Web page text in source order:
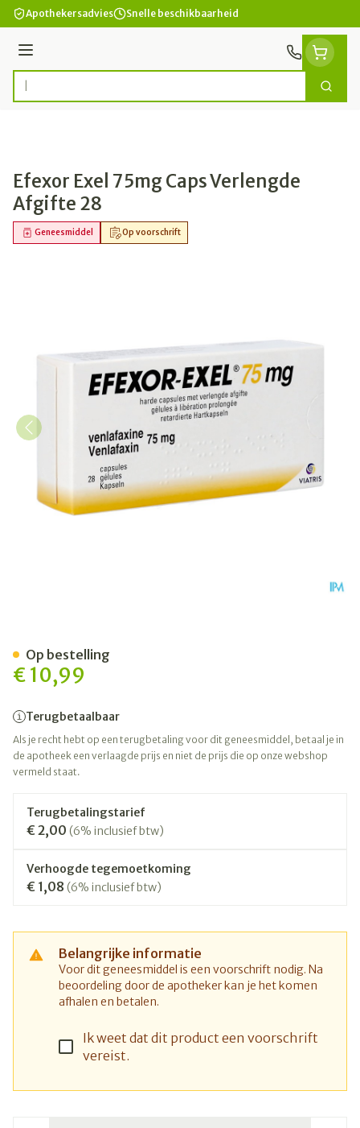
Ga naar de inhoud
Apothekersadvies Snelle beschikbaarheid
Menu
Product, merk, categorie... Zoek
Efexor Exel 75mg Caps Verlengde
Afgifte 28
Op voorschrift
Geneesmiddel
€ 10,99
Terugbetaalbaar
Als je recht hebt op een terugbetaling voor dit geneesmiddel, betaal je in
de apotheek een verlaagde prijs en niet de prijs die op onze webshop
vermeld staat.
Terugbetalingstarief
€ 2,00 (6% inclusief btw)
Verhoogde tegemoetkoming
€ 1,08 (6% inclusief btw)
Belangrijke informatie
Voor dit geneesmiddel is een voorschrift nodig. Na
beoordeling door de apotheker kan je het komen
afhalen en betalen.
Ik weet dat dit product een voorschrift
vereist.
Op bestelling